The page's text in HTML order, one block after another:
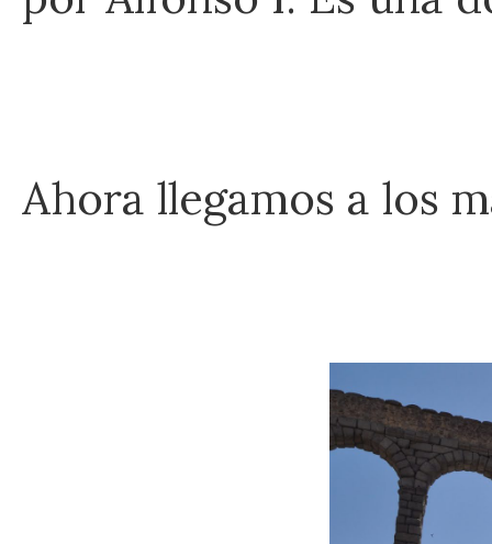
Ahora llegamos a los